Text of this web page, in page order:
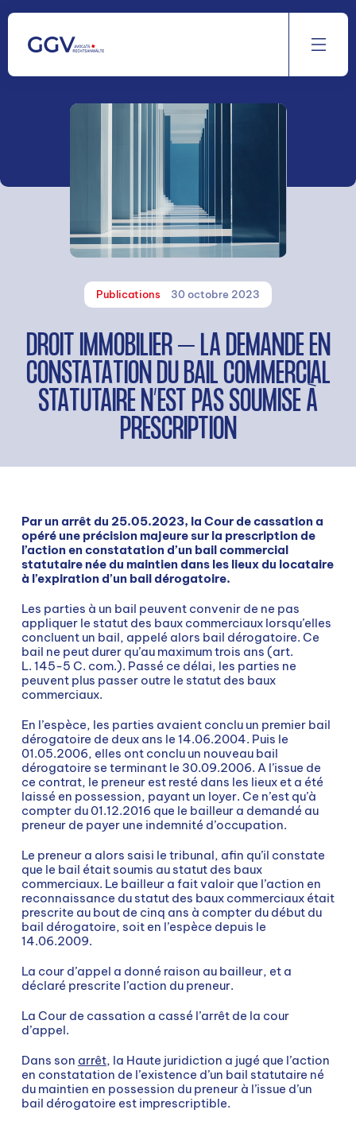
au
contenu
Publications 30 octobre 2023
DROIT IMMOBILIER – LA DEMANDE EN
CONSTATATION DU BAIL COMMERCIAL
STATUTAIRE N’EST PAS SOUMISE À
PRESCRIPTION
Par un arrêt du 25.05.2023, la Cour de cassation a
opéré une précision majeure sur la prescription de
l’action en constatation d’un bail commercial
statutaire née du maintien dans les lieux du locataire
à l’expiration d’un bail dérogatoire.
Les parties à un bail peuvent convenir de ne pas
appliquer le statut des baux commerciaux lorsqu’elles
concluent un bail, appelé alors bail dérogatoire. Ce
bail ne peut durer qu’au maximum trois ans (art.
L. 145-5 C. com.). Passé ce délai, les parties ne
peuvent plus passer outre le statut des baux
commerciaux.
En l’espèce, les parties avaient conclu un premier bail
dérogatoire de deux ans le 14.06.2004. Puis le
01.05.2006, elles ont conclu un nouveau bail
dérogatoire se terminant le 30.09.2006. A l’issue de
ce contrat, le preneur est resté dans les lieux et a été
laissé en possession, payant un loyer. Ce n’est qu’à
compter du 01.12.2016 que le bailleur a demandé au
preneur de payer une indemnité d’occupation.
Le preneur a alors saisi le tribunal, afin qu’il constate
que le bail était soumis au statut des baux
commerciaux. Le bailleur a fait valoir que l’action en
reconnaissance du statut des baux commerciaux était
prescrite au bout de cinq ans à compter du début du
bail dérogatoire, soit en l’espèce depuis le
14.06.2009.
La cour d’appel a donné raison au bailleur, et a
déclaré prescrite l’action du preneur.
La Cour de cassation a cassé l’arrêt de la cour
d’appel.
Dans son arrêt, la Haute juridiction a jugé que l’action
en constatation de l’existence d’un bail statutaire né
du maintien en possession du preneur à l’issue d’un
bail dérogatoire est imprescriptible.